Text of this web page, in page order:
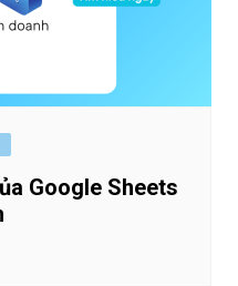
Google Sheets